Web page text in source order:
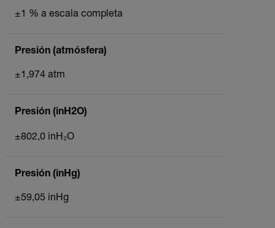
±1 % a escala completa
Presión (atmósfera)
±1,974 atm
Presión (inH2O)
±802,0 inH₂O
Presión (inHg)
±59,05 inHg